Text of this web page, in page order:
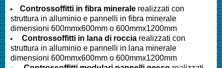
Controssoffitti in fibra minerale realizzati con
struttura in alluminio e pannelli in fibra minerale
dimensioni 600mmx600mm o 600mmx1200mm
Controssoffitti in lana di roccia realizzati con
struttura in alluminio e pannelli in lana minerale
dimensioni 600mmx600mm o 600mmx1200mm